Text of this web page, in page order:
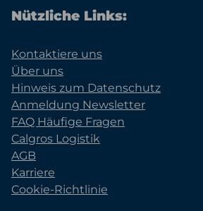
Nützliche Links:
Kontaktiere uns
Über uns
Hinweis zum Datenschutz
Anmeldung Newsletter
FAQ Häufige Fragen
Calgros Logistik
AGB
Karriere
Cookie-Richtlinie